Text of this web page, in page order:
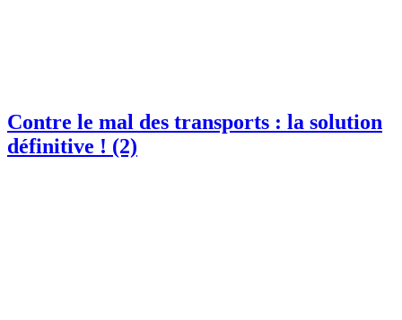
Contre le mal des transports : la solution
définitive ! (2)